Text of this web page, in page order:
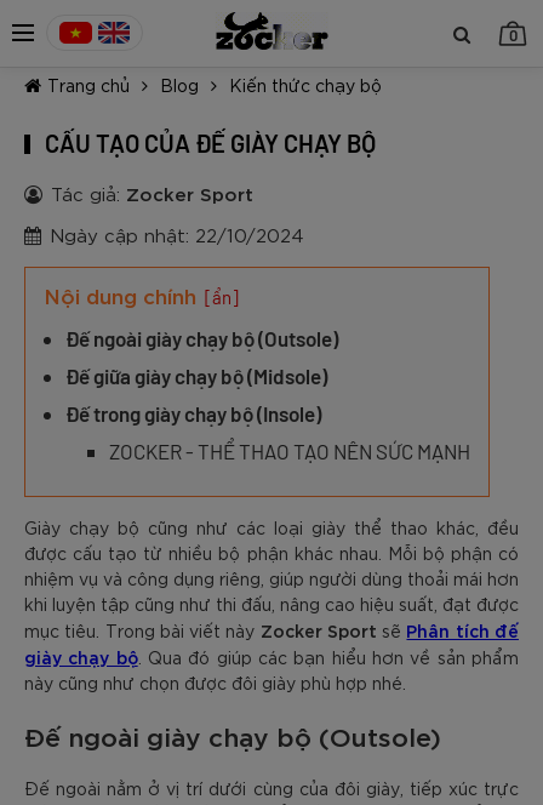
0
TIẾP TỤC MUA HÀNG
Trang chủ Blog Kiến thức chạy bộ
CẤU TẠO CỦA ĐẾ GIÀY CHẠY BỘ
Tác giả: Zocker Sport
Ngày cập nhật: 22/10/2024
Nội dung chính [ẩn]
Đế ngoài giày chạy bộ (Outsole)
Đế giữa giày chạy bộ (Midsole)
Đế trong giày chạy bộ (Insole)
ZOCKER - THỂ THAO TẠO NÊN SỨC MẠNH
Giày chạy bộ cũng như các loại giày thể thao khác, đều
được cấu tạo từ nhiều bộ phận khác nhau. Mỗi bộ phận có
nhiệm vụ và công dụng riêng, giúp người dùng thoải mái hơn
khi luyện tập cũng như thi đấu, nâng cao hiệu suất, đạt được
mục tiêu. Trong bài viết này Zocker Sport sẽ Phân tích đế
giày chạy bộ. Qua đó giúp các bạn hiểu hơn về sản phẩm
này cũng như chọn được đôi giày phù hợp nhé.
Đế ngoài giày chạy bộ (Outsole)
Đế ngoài nằm ở vị trí dưới cùng của đôi giày, tiếp xúc trực